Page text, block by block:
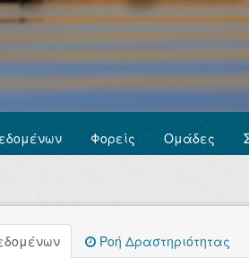
Φορείς Ομάδες
Ροή Δραστηριότητας